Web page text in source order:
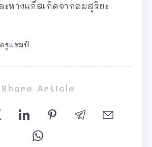
ะหางแก๊สเกิดจากลมสุริยะ
รูแชมป์
Share Article